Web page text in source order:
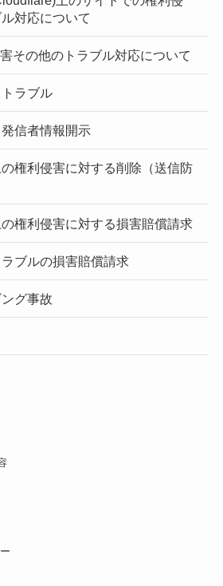
対応について
その他のトラブル対応について
ラブル
信者情報開示
権利侵害に対する削除（送信防
権利侵害に対する損害賠償請求
ブルの損害賠償請求
グ事故